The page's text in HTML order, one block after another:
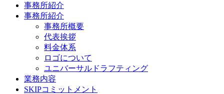
事務所紹介
事務所紹介
事務所概要
代表挨拶
料金体系
ロゴについて
ユニバーサルドラフティング
業務内容
SKIPコミットメント